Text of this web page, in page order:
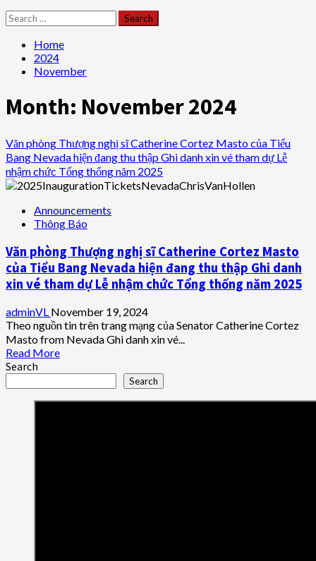
Search
for:
Home
2024
November
Month: November 2024
Văn phòng Thượng nghị sĩ Catherine Cortez Masto của Tiểu
Bang Nevada hiện đang thu thập Ghi danh xin vé tham dự Lễ
nhậm chức Tổng thống năm 2025
Announcements
Thông Báo
Văn phòng Thượng nghị sĩ Catherine Cortez Masto
của Tiểu Bang Nevada hiện đang thu thập Ghi danh
xin vé tham dự Lễ nhậm chức Tổng thống năm 2025
adminVL November 19, 2024
Theo nguồn tin trên trang mạng của Senator Catherine Cortez
Masto from Nevada Ghi danh xin vé...
Read MoreRead
Văn
Search
Search